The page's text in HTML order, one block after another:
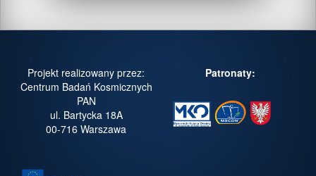
Projekt realizowany przez:
Centrum Badań Kosmicznych
PAN
ul. Bartycka 18A
00-716 Warszawa
Patronaty: